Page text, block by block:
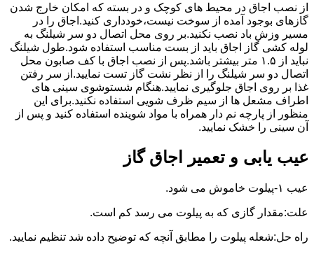
از نصب اجاق در محیط های کوچک و در بسته که امکان خارج شدن
گازهای بوجود آمده از سوخت نیست،خودداری کنید.اجاق را در
مسیر وزش باد نصب نکنید.بر روی محل اتصال دو سر شیلنگ به
لوله کشی گاز اجاق باید از بست مناسب استفاده شود.طول شیلنگ
نباید از ۱.۵ متر بیشتر باشد.پس از نصب اجاق با کف صابون محل
اتصال دو سر شیلنگ را از نظر نشت گاز تست نمایید.از سر رفتن
غذا بر روی اجاق جلوگیری نمایید.هنگام شستوشوی سینی های
اطراف مشعل ها از سیم ظرف شویی استفاده نکنید.برای این
منظور از پارچه نم دار همراه با مواد شوینده استفاده کنید و پس از
آن سینی را خشک نمایید.
عیب یابی و تعمیر اجاق گاز
عیب ۱-پیلوت خاموش می شود.
علت:مقدار گازی که به پیلوت می رسد کم است.
راه حل:شعله پیلوت را مطابق آنچه که توضیح داده شد تنظیم نمایید.